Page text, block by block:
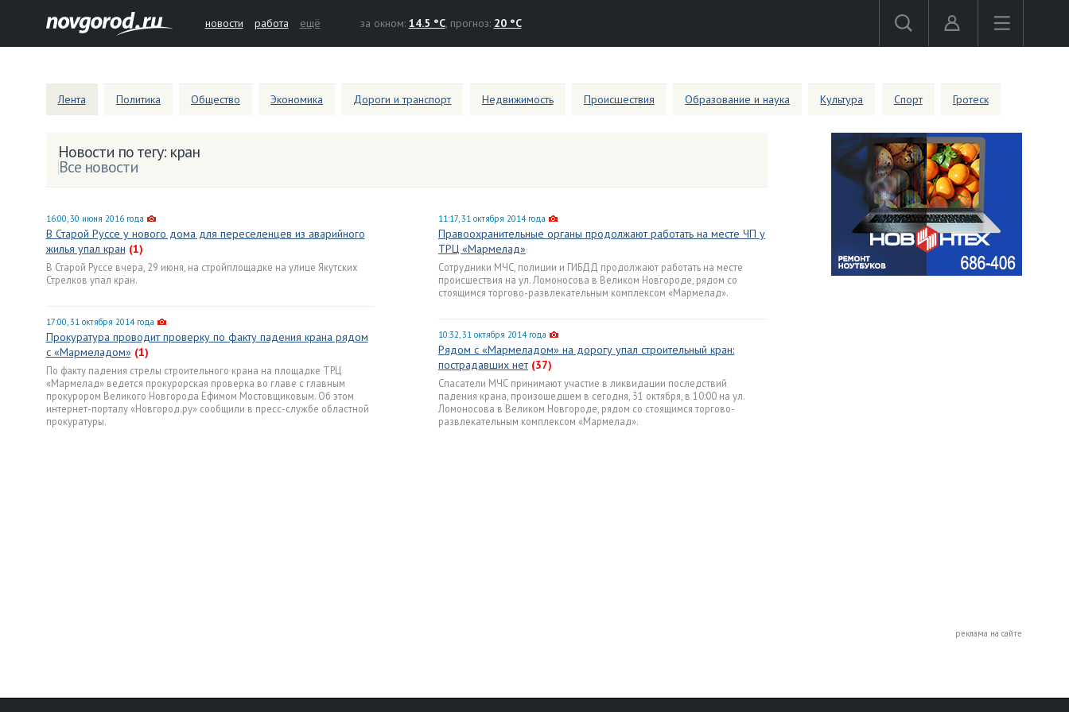
новости работа ещё за окном: 14.5 °C, прогноз: 20 °C
Лента Политика Общество Экономика Дороги и транспорт Недвижимость Происшествия Образование и наука Культура Спорт Гротеск
Новости по тегу: кран
Все новости
16:00, 30 июня 2016 года
В Старой Руссе у нового дома для переселенцев из аварийного
жилья упал кран (1)
В Старой Руссе вчера, 29 июня, на стройплощадке на улице Якутских
Стрелков упал кран.
17:00, 31 октября 2014 года
Прокуратура проводит проверку по факту падения крана рядом
с «Мармеладом» (1)
По факту падения стрелы строительного крана на площадке ТРЦ
«Мармелад» ведется прокурорская проверка во главе с главным
прокурором Великого Новгорода Ефимом Мостовщиковым. Об этом
интернет-порталу «Новгород.ру» сообщили в пресс-службе областной
прокуратуры.
11:17, 31 октября 2014 года
Правоохранительные органы продолжают работать на месте ЧП у
ТРЦ «Мармелад»
Сотрудники МЧС, полиции и ГИБДД продолжают работать на месте
происшествия на ул. Ломоносова в Великом Новгороде, рядом со
стоящимся торгово-развлекательным комплексом «Мармелад».
10:32, 31 октября 2014 года
Рядом с «Мармеладом» на дорогу упал строительный кран:
пострадавших нет (37)
Спасатели МЧС принимают участие в ликвидации последствий
падения крана, произошедшем в сегодня, 31 октября, в 10:00 на ул.
Ломоносова в Великом Новгороде, рядом со стоящимся торгово-
развлекательным комплексом «Мармелад».
реклама на сайте